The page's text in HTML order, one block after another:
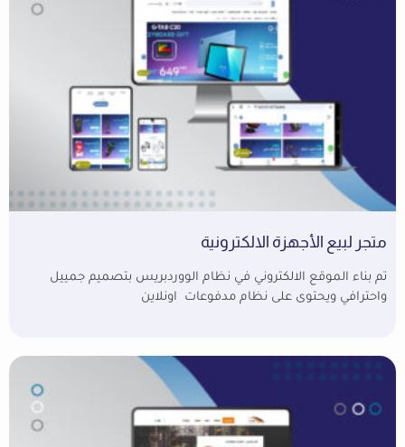
متجر لبيع الأجهزة الالكترونية
تم بناء الموقع الالكتروني في نظام الووردبريس بتصميم جمييل
واحترافي ويحتوى على نظام مدفوعات اونلاين